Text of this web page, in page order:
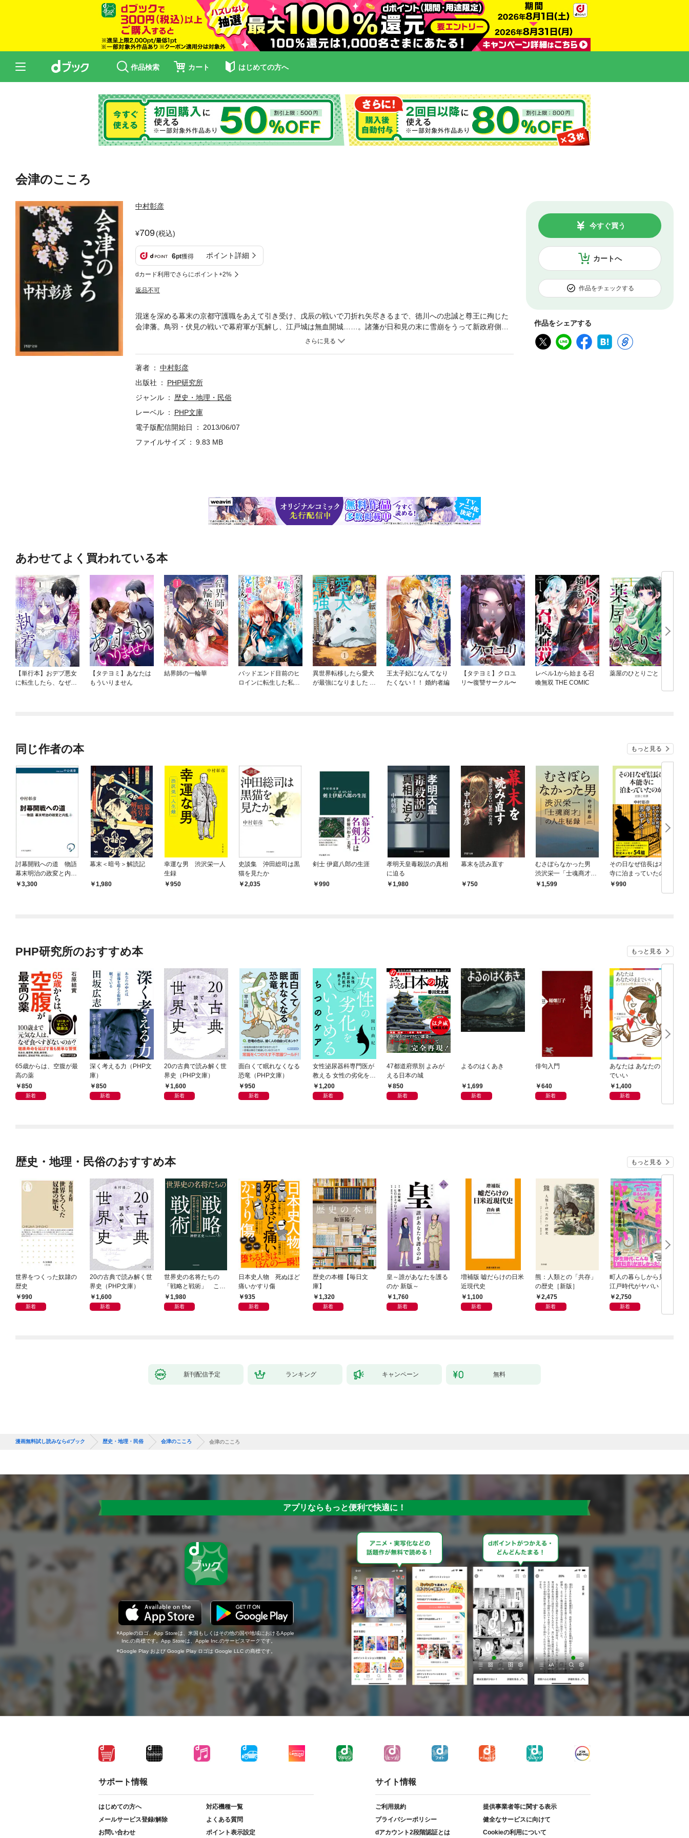
作品検索 カート はじめての方へ
会津のこころ
中村彰彦
709(税込)
6pt獲得 ポイント詳細
dカード利用でさらにポイント+2%
返品不可
カートへ
今すぐ買う
作品をチェックする
作品をシェアする
混迷を深める幕末の京都守護職をあえて引き受け、戊辰の戦いで刀折れ矢尽きるまで、徳川への忠誠と尊王に殉じた
会津藩。鳥羽・伏見の戦いで幕府軍が瓦解し、江戸城は無血開城……。諸藩が日和見の末に雪崩をうって新政府側へ
と恭順するなか、理不尽なものに決して屈さず、滅びてまで「正しくあること」にこだわった、その強く清らかな心
津の下級武士「弥太」の暮らしぶり、鶴ヶ城の籠城戦で活躍した山本八重の覚悟まで、現代に受け継がれる“会津のこ
ころ”を繙いていく。日本人が誇りにすべき精神の“粋”がここにある。長年にわたり会津に取材して作品を生み出して
著者
中村彰彦
出版社
PHP研究所
ジャンル
歴史・地理・民俗
レーベル
PHP文庫
電子版配信開始日
2013/06/07
ファイルサイズ
9.83 MB
あわせてよく買われている本
【単行本】おデブ悪女
に転生したら、なぜか
【タテヨミ】あなたは
もういりません
結界師の一輪華
バッドエンド目前のヒ
ロインに転生した私、
異世界転移したら愛犬
が最強になりました ～
王太子妃になんてなり
たくない！！ 婚約者編
【タテヨミ】クロユ
リ〜復讐サークル〜
レベル1から始まる召
喚無双 THE COMIC
薬屋のひとりごと
同じ作者の本 もっと見る
討幕開戦への道 物語
幕末明治の政変と内
乱 上
3,300
幕末＜暗号＞解読記
1,980
幸運な男 渋沢栄一人
生録
950
史談集 沖田総司は黒
猫を見たか
2,035
剣士 伊庭八郎の生涯
990
孝明天皇毒殺説の真相
に迫る
1,980
幕末を読み直す
750
むさぼらなかった男
渋沢栄一「士魂商才」
の人生秘録
1,599
その日なぜ信長は本能
寺に泊まっていたの
か 史談と奇譚
990
PHP研究所のおすすめ本 もっと見る
65歳からは、空腹が最
高の薬
850
新着
深く考える力（PHP文
庫）
850
新着
20の古典で読み解く世
界史（PHP文庫）
1,600
新着
面白くて眠れなくなる
恐竜（PHP文庫）
950
新着
女性泌尿器科専門医が
教える 女性の劣化をく
いとめる ちつのケア
1,200
新着
47都道府県別 よみが
える日本の城
850
新着
よるのはくあき
1,699
新着
俳句入門
640
新着
あなたは あなたのまま
でいい
1,400
新着
歴史・地理・民俗のおすすめ本 もっと見る
世界をつくった奴隷の
歴史
990
新着
20の古典で読み解く世
界史（PHP文庫）
1,600
新着
世界史の名将たちの
「戦略と戦術」 この
社会で賢く生きる方法
は歴史が教えてくれる
1,980
新着
日本史人物 死ぬほど
痛いかすり傷
935
新着
歴史の本棚【毎日文
庫】
1,320
新着
皇～誰があなたを護る
のか 新版～
1,760
新着
増補版 嘘だらけの日米
近現代史
1,100
新着
熊：人類との「共存」
の歴史［新版］
2,475
新着
町人の暮らしから見る
江戸時代がヤバい
2,750
新着
新刊配信予定 ランキング キャンペーン 無料
漫画無料試し読みならdブック 歴史・地理・民俗 会津のこころ 会津のこころ
アプリならもっと便利で快適に！
Appleのロゴ、App Storeは、米国もしくはその他の国や地域におけるApple
Inc.の商標です。App Storeは、Apple Inc.のサービスマークです。
Google Play および Google Play ロゴは Google LLC の商標です。
サポート情報
はじめての方へ
対応機種一覧
メールサービス登録/解除
よくある質問
お問い合わせ
ポイント表示設定
サイト情報
ご利用規約
提供事業者等に関する表示
プライバシーポリシー
健全なサービスに向けて
dアカウント2段階認証とは
Cookieの利用について